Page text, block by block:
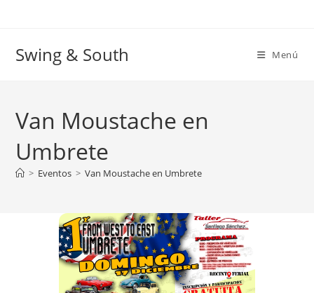
Swing & South Menú
Van Moustache en
Umbrete
> Eventos > Van Moustache en Umbrete